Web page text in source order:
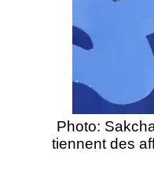
Photo:
tiennent des